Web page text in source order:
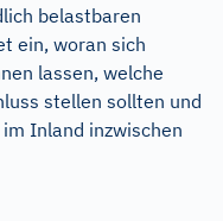
belastbaren
ein, woran sich
lassen, welche
stellen sollten und
Inland inzwischen